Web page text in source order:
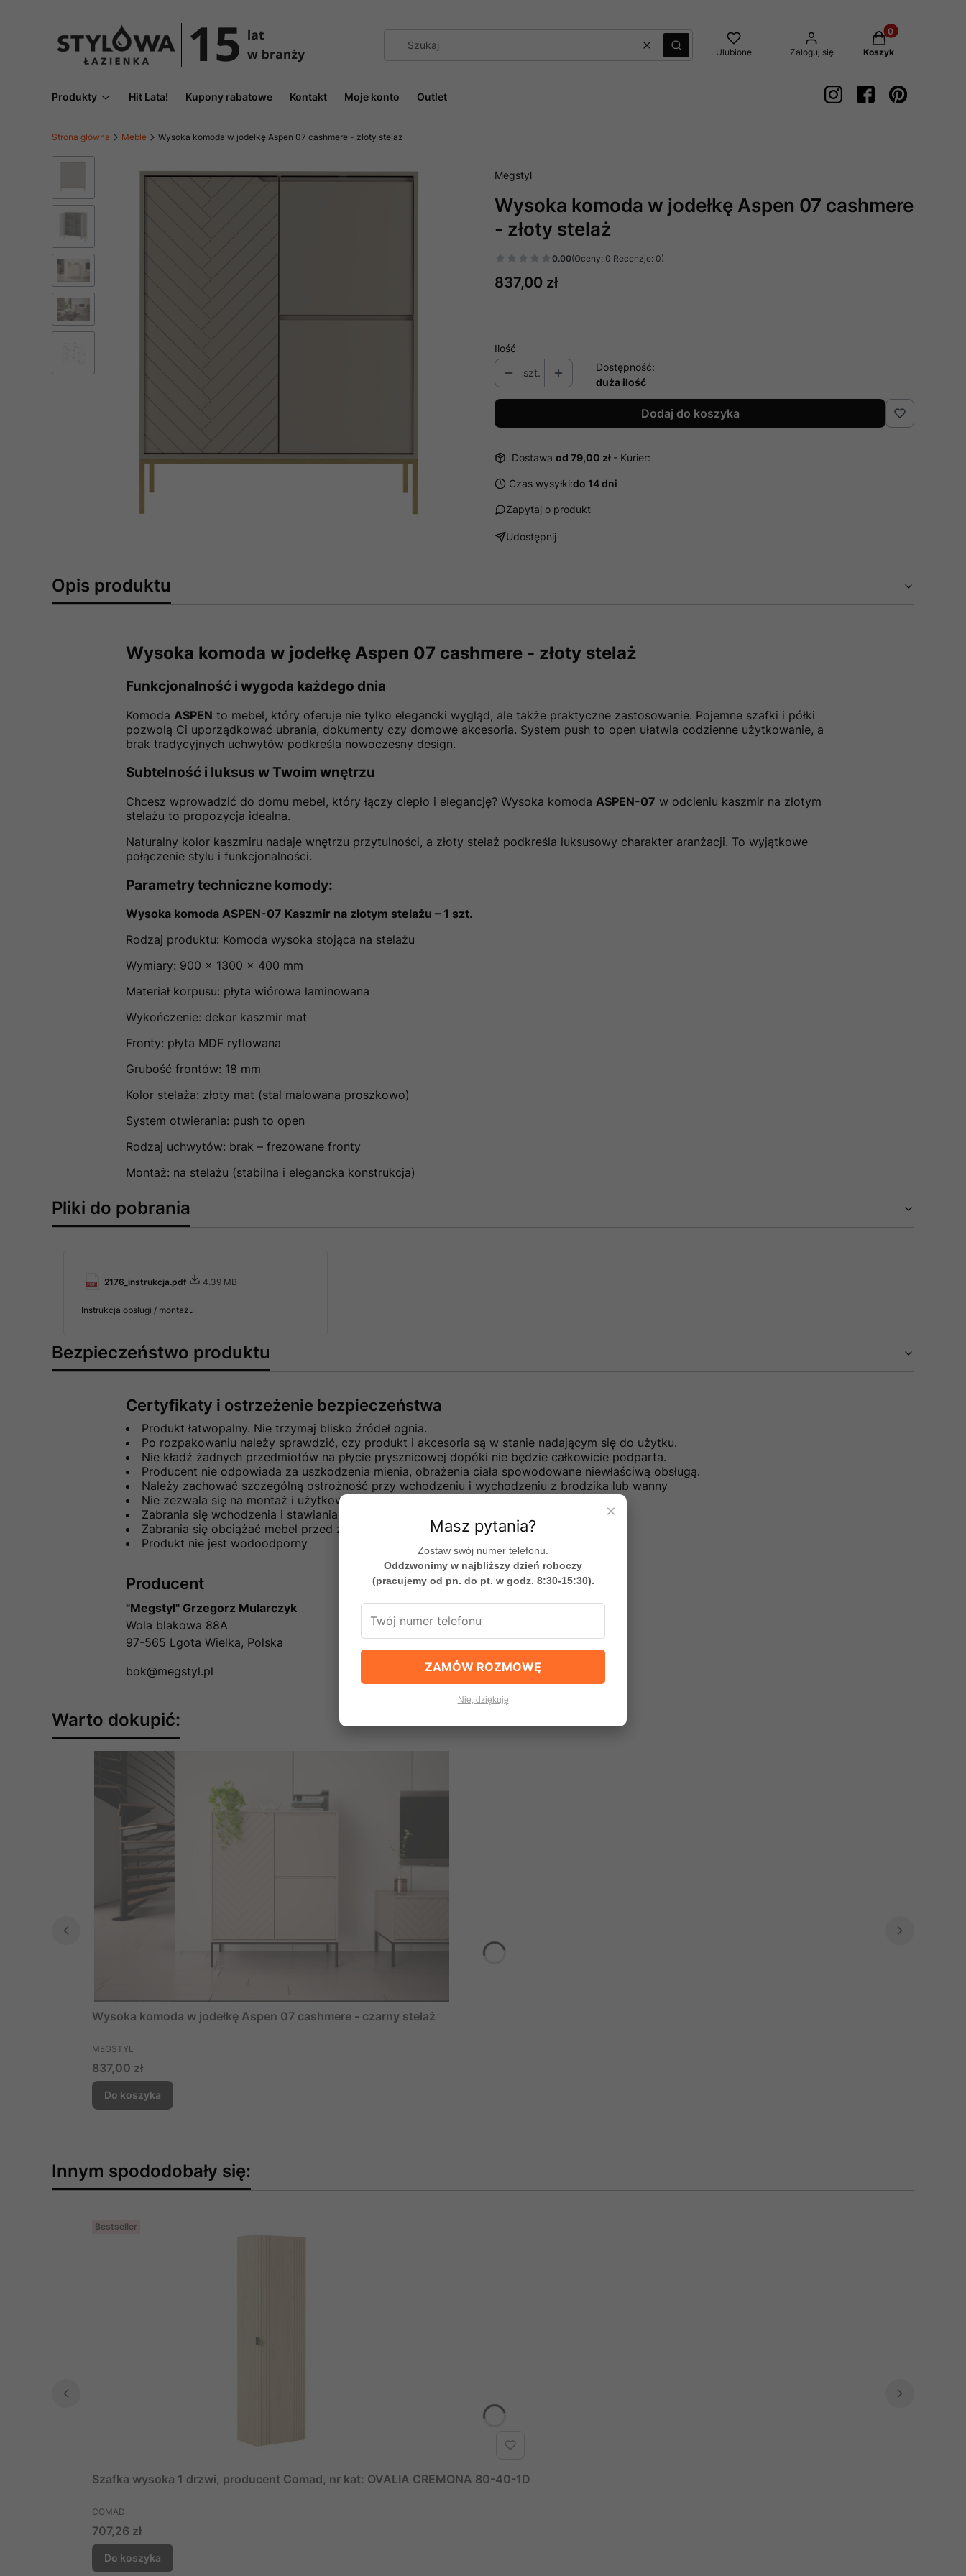
WyczyśćSzukaj Ulubione Zaloguj się
Produkty w
Koszyk
Produkty Hit Lata! Kupony rabatowe Kontakt Moje konto Outlet
Strona główna Meble Wysoka komoda w jodełkę Aspen 07 cashmere - złoty stelaż
Megstyl
Wysoka komoda w jodełkę Aspen 07 cashmere
- złoty stelaż
0.00(Oceny: 0 Recenzje: 0)
Cena
837,00 zł
Ilość
szt.
Dostępność:
duża ilość
Dodaj do koszyka
Dostawa od 79,00 zł - Kurier:
Czas wysyłki:do 14 dni
Zapytaj o produkt
Udostępnij
Opis produktu
Wysoka komoda w jodełkę Aspen 07 cashmere - złoty stelaż
Funkcjonalność i wygoda każdego dnia
Komoda ASPEN to mebel, który oferuje nie tylko elegancki wygląd, ale także praktyczne zastosowanie. Pojemne szafki i półki
pozwolą Ci uporządkować ubrania, dokumenty czy domowe akcesoria. System push to open ułatwia codzienne użytkowanie, a
brak tradycyjnych uchwytów podkreśla nowoczesny design.
Subtelność i luksus w Twoim wnętrzu
Chcesz wprowadzić do domu mebel, który łączy ciepło i elegancję? Wysoka komoda ASPEN-07 w odcieniu kaszmir na złotym
stelażu to propozycja idealna.
Naturalny kolor kaszmiru nadaje wnętrzu przytulności, a złoty stelaż podkreśla luksusowy charakter aranżacji. To wyjątkowe
połączenie stylu i funkcjonalności.
Parametry techniczne komody:
Wysoka komoda ASPEN-07 Kaszmir na złotym stelażu – 1 szt.
Rodzaj produktu: Komoda wysoka stojąca na stelażu
Wymiary: 900 × 1300 × 400 mm
Materiał korpusu: płyta wiórowa laminowana
Wykończenie: dekor kaszmir mat
Fronty: płyta MDF ryflowana
Grubość frontów: 18 mm
Kolor stelaża: złoty mat (stal malowana proszkowo)
System otwierania: push to open
Rodzaj uchwytów: brak – frezowane fronty
Montaż: na stelażu (stabilna i elegancka konstrukcja)
Pliki do pobrania
2176_instrukcja.pdf 4.39 MB
Instrukcja obsługi / montażu
Bezpieczeństwo produktu
Certyfikaty i ostrzeżenie bezpieczeństwa
Produkt łatwopalny. Nie trzymaj blisko źródeł ognia.
Po rozpakowaniu należy sprawdzić, czy produkt i akcesoria są w stanie nadającym się do użytku.
Nie kładź żadnych przedmiotów na płycie prysznicowej dopóki nie będzie całkowicie podparta.
Producent nie odpowiada za uszkodzenia mienia, obrażenia ciała spowodowane niewłaściwą obsługą.
Należy zachować szczególną ostrożność przy wchodzeniu i wychodzeniu z brodzika lub wanny
Nie zezwala się na montaż i użytkowanie uszkodzonego produktu
Zabrania się wchodzenia i stawiania ciężkich przedmiotów na paczkę z produktem
Zabrania się obciążać mebel przed zakończeniem jego montażu
Produkt nie jest wodoodporny
Producent
"Megstyl" Grzegorz Mularczyk
Wola blakowa 88A
97-565 Lgota Wielka, Polska
bok@megstyl.pl
Warto dokupić:
Wysoka komoda w jodełkę Aspen 07 cashmere - czarny stelaż
PRODUCENT
MEGSTYL
Cena
837,00 zł
Do koszyka
Innym spododobały się:
Bestseller
Szafka wysoka 1 drzwi, producent Comad, nr kat: OVALIA CREMONA 80-40-1D
PRODUCENT
COMAD
Cena
707,26 zł
Do koszyka
×
Masz pytania?
Zostaw swój numer telefonu.
Oddzwonimy w najbliższy dzień roboczy
(pracujemy od pn. do pt. w godz. 8:30-15:30).
ZAMÓW ROZMOWĘ
Nie, dziękuję